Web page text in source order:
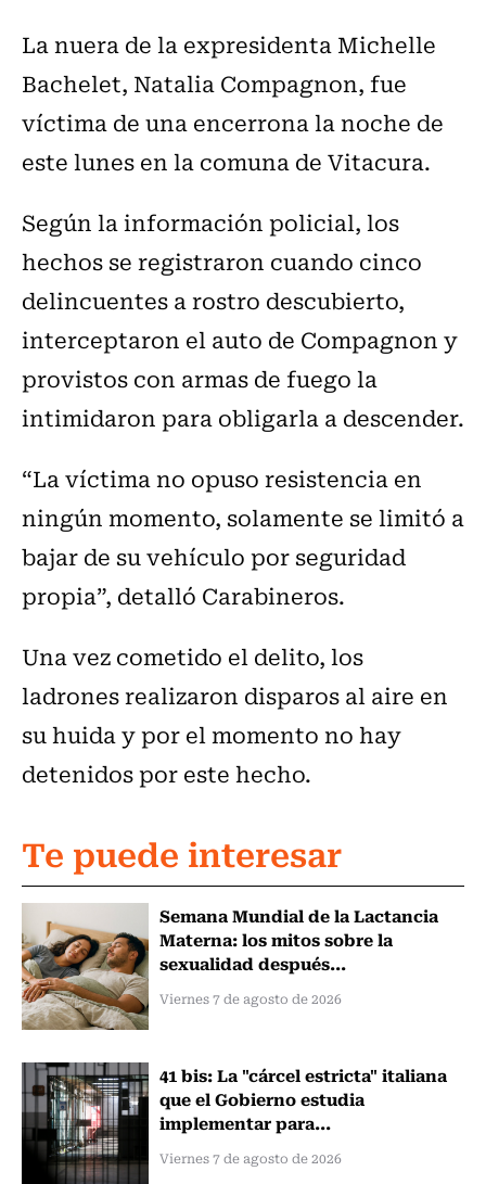
La nuera de la expresidenta Michelle
Bachelet, Natalia Compagnon, fue
víctima de una encerrona la noche de
este lunes en la comuna de Vitacura.
Según la información policial, los
hechos se registraron cuando cinco
delincuentes a rostro descubierto,
interceptaron el auto de Compagnon y
provistos con armas de fuego la
intimidaron para obligarla a descender.
“La víctima no opuso resistencia en
ningún momento, solamente se limitó a
bajar de su vehículo por seguridad
propia”, detalló Carabineros.
Una vez cometido el delito, los
ladrones realizaron disparos al aire en
su huida y por el momento no hay
detenidos por este hecho.
Te puede interesar
Semana Mundial de la Lactancia
Materna: los mitos sobre la
sexualidad después...
Viernes 7 de agosto de 2026
41 bis: La "cárcel estricta" italiana
que el Gobierno estudia
implementar para...
Viernes 7 de agosto de 2026